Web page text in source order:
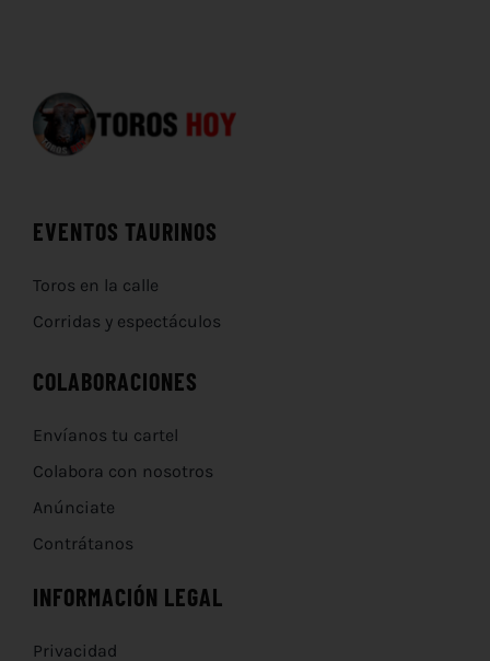
EVENTOS TAURINOS
Toros en la calle
Corridas y espectáculos
COLABORACIONES
Envíanos tu cartel
Colabora con nosotros
Anúnciate
Contrátanos
INFORMACIÓN LEGAL
Privacidad